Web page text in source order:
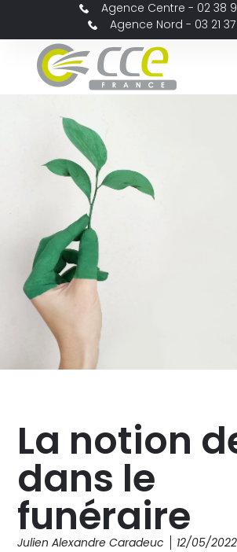
Agence Centre - 02 38
Agence Nord - 03 21 37
La notion
dans le
funéraire
Julien Alexandre Caradeuc 12/05/2022